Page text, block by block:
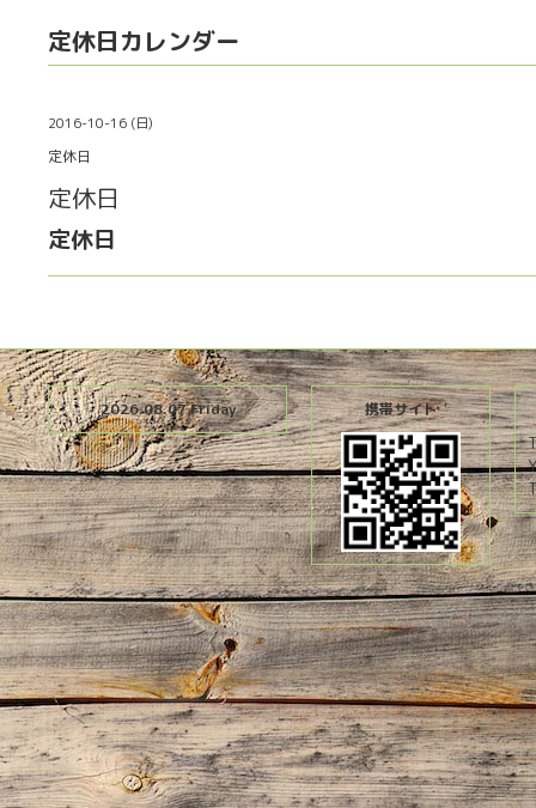
定休日カレンダー
2016-10-16 (日)
定休日
定休日
定休日
2026.08.07 Friday 携帯サイト